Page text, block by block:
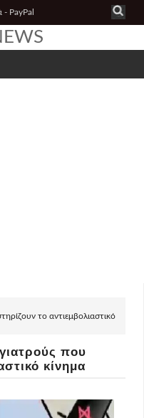
PayPal
το αντιεμβολιαστικό
που
κίνημα